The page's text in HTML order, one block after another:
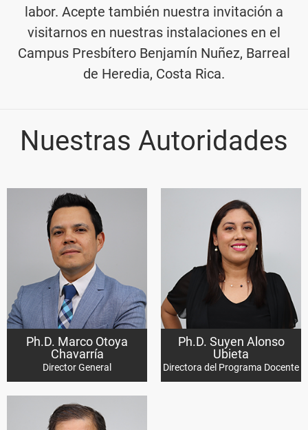
labor. Acepte también nuestra invitación a
visitarnos en nuestras instalaciones en el
Campus Presbítero Benjamín Nuñez, Barreal
de Heredia, Costa Rica.
Nuestras Autoridades
Ph.D. Marco Otoya
Chavarría
Director General
Ph.D. Suyen Alonso
Ubieta
Directora del Programa Docente